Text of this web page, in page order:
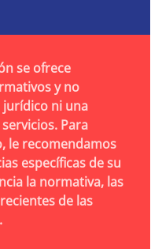
se ofrece
y no
ni una
Para
le recomendamos
específicas de su
la normativa, las
de las